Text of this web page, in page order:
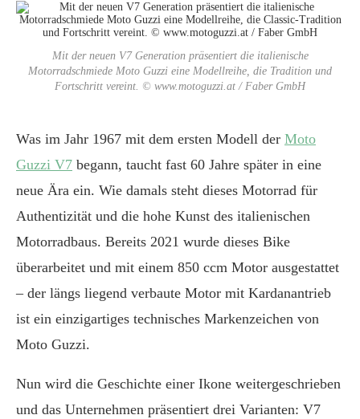
Mit der neuen V7 Generation präsentiert die italienische
Motorradschmiede Moto Guzzi eine Modellreihe, die Tradition und
Fortschritt vereint. © www.motoguzzi.at / Faber GmbH
Was im Jahr 1967 mit dem ersten Modell der Moto
Guzzi V7 begann, taucht fast 60 Jahre später in eine
neue Ära ein. Wie damals steht dieses Motorrad für
Authentizität und die hohe Kunst des italienischen
Motorradbaus. Bereits 2021 wurde dieses Bike
überarbeitet und mit einem 850 ccm Motor ausgestattet
– der längs liegend verbaute Motor mit Kardanantrieb
ist ein einzigartiges technisches Markenzeichen von
Moto Guzzi.
Nun wird die Geschichte einer Ikone weitergeschrieben
und das Unternehmen präsentiert drei Varianten: V7